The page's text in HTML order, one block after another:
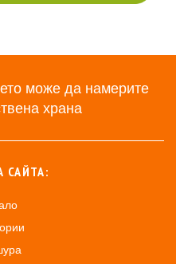
може да намерите
храна
САЙТА: